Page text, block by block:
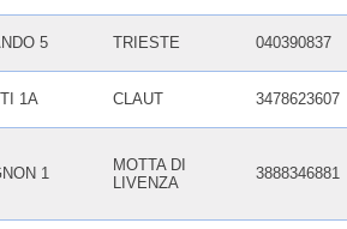
5 TRIESTE 040390837
1A CLAUT 3478623607
1
MOTTA DI
LIVENZA
3888346881